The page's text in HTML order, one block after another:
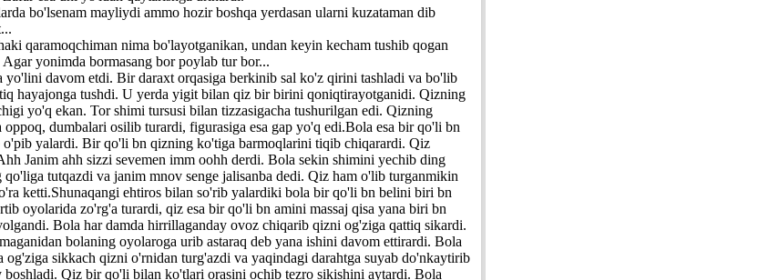
bo'lsenam mayliydi ammo hozir boshqa yerdasan ularni kuzataman dib
qaramoqchiman nima bo'layotganikan, undan keyin kecham tushib qogan
yonimda bormasang bor poylab tur bor...
yo'lini davom etdi. Bir daraxt orqasiga berkinib sal ko'z qirini tashladi va bo'lib
hayajonga tushdi. U yerda yigit bilan qiz bir birini qoniqtirayotganidi. Qizning
yo'q ekan. Tor shimi tursusi bilan tizzasigacha tushurilgan edi. Qizning
oppoq, dumbalari osilib turardi, figurasiga esa gap yo'q edi.Bola esa bir qo'li bn
o'pib yalardi. Bir qo'li bn qizning ko'tiga barmoqlarini tiqib chiqarardi. Qiz
Janim ahh sizzi sevemen imm oohh derdi. Bola sekin shimini yechib ding
tutqazdi va janim mnov senge jalisanba dedi. Qiz ham o'lib turganmikin
ketti.Shunaqangi ehtiros bilan so'rib yalardiki bola bir qo'li bn belini biri bn
oyolarida zo'rg'a turardi, qiz esa bir qo'li bn amini massaj qisa yana biri bn
Bola har damda hirrillaganday ovoz chiqarib qizni og'ziga qattiq sikardi.
bolaning oyolaroga urib astaraq deb yana ishini davom ettirardi. Bola
og'ziga sikkach qizni o'rnidan turg'azdi va yaqindagi darahtga suyab do'nkaytirib
boshladi. Qiz bir qo'li bilan ko'tlari orasini ochib tezro sikishini aytardi. Bola